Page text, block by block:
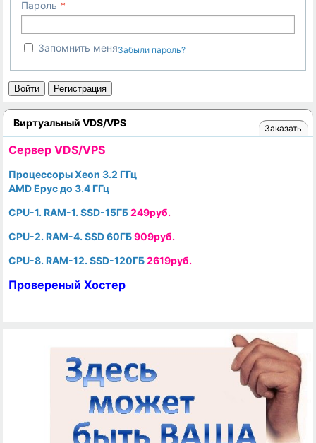
Пароль
Запомнить меняЗабыли пароль?
Войти Регистрация
Виртуальный VDS/VPS Заказать
Cервер VDS/VPS
Процессоры Xeon 3.2 ГГц
AMD Epyc до 3.4 ГГц
CPU-1. RAM-1. SSD-15ГБ249руб.
CPU-2. RAM-4. SSD 60ГБ909руб.
CPU-8. RAM-12. SSD-120ГБ2619руб.
Провереный Хостер